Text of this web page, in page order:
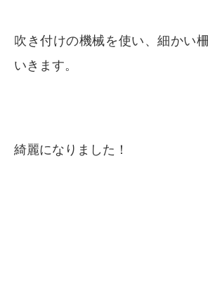
吹き付けの機械を使い、細かい
いきます。
綺麗になりました！